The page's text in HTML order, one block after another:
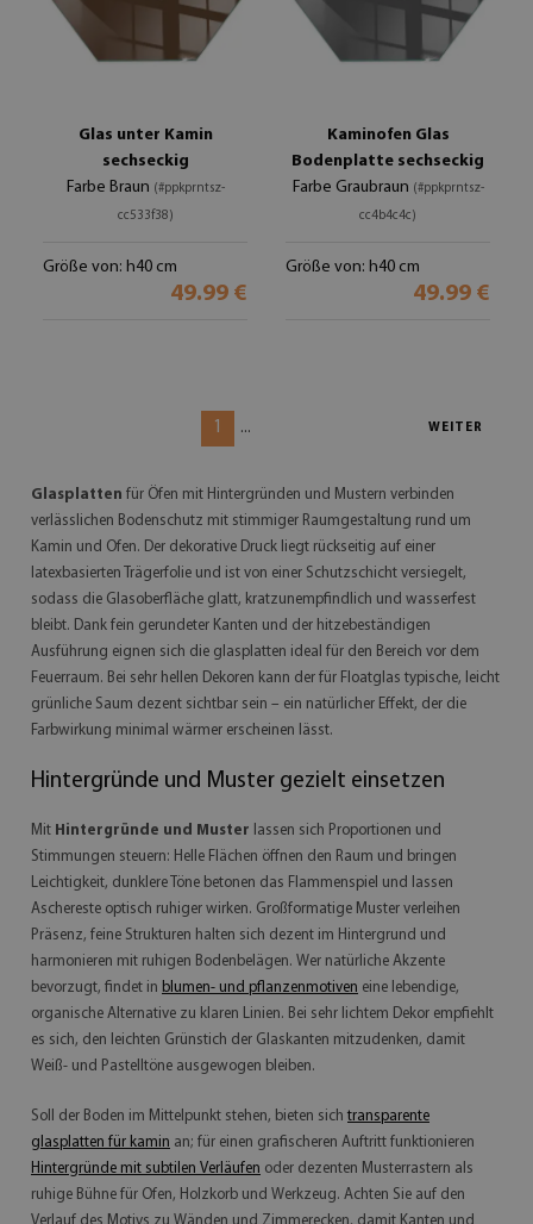
Glas unter Kamin
sechseckig
Farbe Braun (#ppkprntsz-
cc533f38)
Größe von: h40 cm
49.99 €
Kaminofen Glas
Bodenplatte sechseckig
Farbe Graubraun (#ppkprntsz-
cc4b4c4c)
Größe von: h40 cm
49.99 €
1 ... WEITER
Glasplatten für Öfen mit Hintergründen und Mustern verbinden
verlässlichen Bodenschutz mit stimmiger Raumgestaltung rund um
Kamin und Ofen. Der dekorative Druck liegt rückseitig auf einer
latexbasierten Trägerfolie und ist von einer Schutzschicht versiegelt,
sodass die Glasoberfläche glatt, kratzunempfindlich und wasserfest
bleibt. Dank fein gerundeter Kanten und der hitzebeständigen
Ausführung eignen sich die glasplatten ideal für den Bereich vor dem
Feuerraum. Bei sehr hellen Dekoren kann der für Floatglas typische, leicht
grünliche Saum dezent sichtbar sein – ein natürlicher Effekt, der die
Farbwirkung minimal wärmer erscheinen lässt.
Hintergründe und Muster gezielt einsetzen
Mit Hintergründe und Muster lassen sich Proportionen und
Stimmungen steuern: Helle Flächen öffnen den Raum und bringen
Leichtigkeit, dunklere Töne betonen das Flammenspiel und lassen
Aschereste optisch ruhiger wirken. Großformatige Muster verleihen
Präsenz, feine Strukturen halten sich dezent im Hintergrund und
harmonieren mit ruhigen Bodenbelägen. Wer natürliche Akzente
bevorzugt, findet in blumen- und pflanzenmotiven eine lebendige,
organische Alternative zu klaren Linien. Bei sehr lichtem Dekor empfiehlt
es sich, den leichten Grünstich der Glaskanten mitzudenken, damit
Weiß- und Pastelltöne ausgewogen bleiben.
Soll der Boden im Mittelpunkt stehen, bieten sich transparente
glasplatten für kamin an; für einen grafischeren Auftritt funktionieren
Hintergründe mit subtilen Verläufen oder dezenten Musterrastern als
ruhige Bühne für Ofen, Holzkorb und Werkzeug. Achten Sie auf den